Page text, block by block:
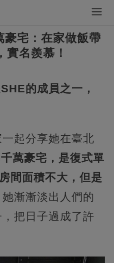
宅：在家做飯帶
實名羨慕！
的成員之一，
起分享她在臺北
萬豪宅，是復式單
間面積不大，但是
漸漸淡出人們的
把日子過成了許